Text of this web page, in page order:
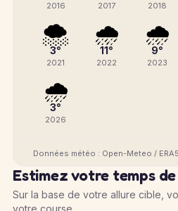
2016 2017 2018
🌨️
3°
2021
🌧️
11°
2022
🌧️
9°
2023
🌧️
3°
2026
Données météo : Open-Meteo / ERA5
Estimez votre temps
Sur la base de votre allure cible,
votre course